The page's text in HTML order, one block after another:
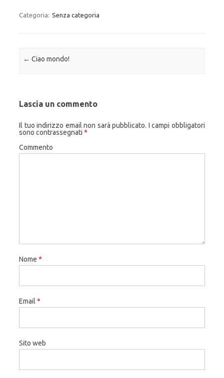
Categoria: Senza categoria
Navigazione articolo
← Ciao mondo!
Lascia un commento
Il tuo indirizzo email non sarà pubblicato. I campi obbligatori
sono contrassegnati *
Commento
Nome *
Email *
Sito web